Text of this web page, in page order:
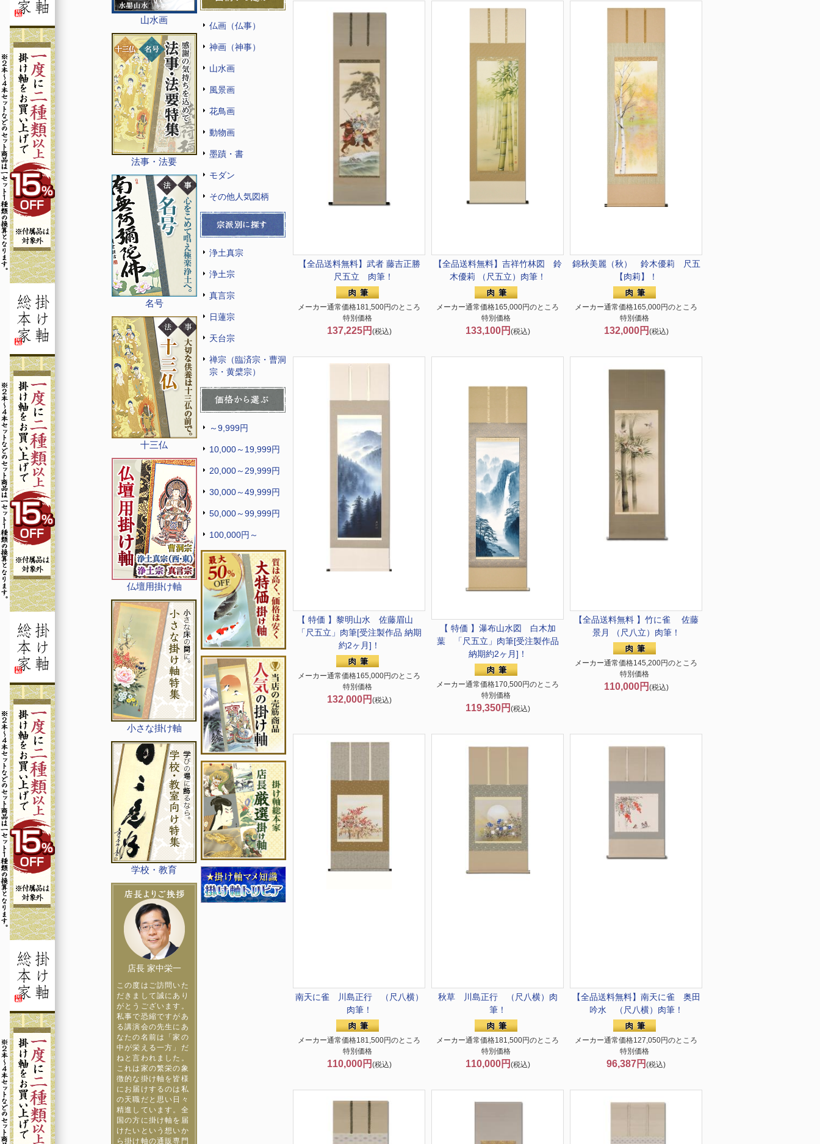
山水画
法事・法要
名号
十三仏
仏壇用掛け軸
小さな掛け軸
学校・教育
店長 家中栄一
この度はご訪問いた
だきまして誠にあり
がとうございます。
私事で恐縮ですがあ
る講演会の先生にあ
なたの名前は「家の
中が栄える一方」だ
ねと言われました。
これは家の繁栄の象
徴的な掛け軸を皆様
にお届けするのは私
の天職だと思い日々
精進しています。全
国の方に掛け軸を届
けたいという想いか
ら掛け軸の通販専門
仏画（仏事）
神画（神事）
山水画
風景画
花鳥画
動物画
墨蹟・書
モダン
その他人気図柄
浄土真宗
浄土宗
真言宗
日蓮宗
天台宗
禅宗（臨済宗・曹洞
宗・黄檗宗）
～9,999円
10,000～19,999円
20,000～29,999円
30,000～49,999円
50,000～99,999円
100,000円～
【全品送料無料】 武者 藤吉正勝
尺五立 肉筆！
メーカー通常価格181,500円のところ
特別価格
137,225円 (税込)
【全品送料無料】 吉祥竹林図 鈴
木優莉 （尺五立）肉筆！
メーカー通常価格165,000円のところ
特別価格
133,100円 (税込)
錦秋美麗（秋） 鈴木優莉 尺五
【肉莉】！
メーカー通常価格165,000円のところ
特別価格
132,000円 (税込)
【 特価 】黎明山水 佐藤眉山
「尺五立」肉筆[受注製作品 納期
約2ヶ月]！
メーカー通常価格165,000円のところ
特別価格
132,000円 (税込)
【 特価 】瀑布山水図 白木加
葉 「尺五立」肉筆[受注製作品
納期約2ヶ月]！
メーカー通常価格170,500円のところ
特別価格
119,350円 (税込)
【全品送料無料 】 竹に雀 佐藤
景月 （尺八立）肉筆！
メーカー通常価格145,200円のところ
特別価格
110,000円 (税込)
南天に雀 川島正行 （尺八横）
肉筆！
メーカー通常価格181,500円のところ
特別価格
110,000円 (税込)
秋草 川島正行 （尺八横）肉
筆！
メーカー通常価格181,500円のところ
特別価格
110,000円 (税込)
【全品送料無料】 南天に雀 奥田
吟水 （尺八横）肉筆！
メーカー通常価格127,050円のところ
特別価格
96,387円 (税込)